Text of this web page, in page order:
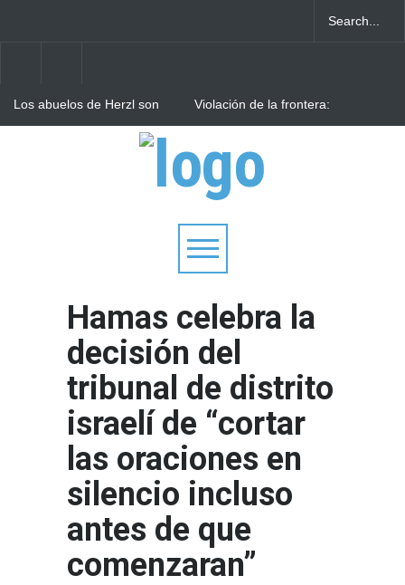
Los abuelos de Herzl son
Jerusalem, cumpliendo así
Violación de la frontera:
al Líbano
Arqueólogos descubren
Hamas celebra la
decisión del
tribunal de distrito
israelí de “cortar
las oraciones en
silencio incluso
antes de que
comenzaran”